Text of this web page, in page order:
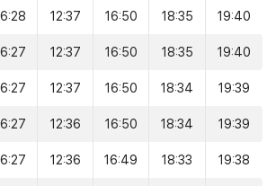
12:37 16:50 18:35 19:40
12:37 16:50 18:35 19:40
12:37 16:50 18:34 19:39
12:36 16:50 18:34 19:39
12:36 16:49 18:33 19:38